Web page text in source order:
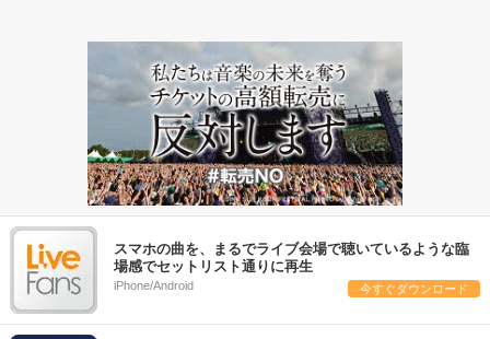
スマホの曲を、まるでライブ会場で聴いているような臨
場感でセットリスト通りに再生
iPhone/Android 今すぐダウンロード